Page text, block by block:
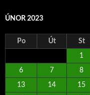
ÚNOR 2023
Po Út St
1
6 7 8
13 14 15